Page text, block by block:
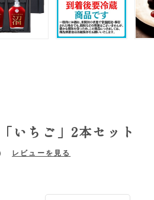
いちご」2本セット
レビューを見る